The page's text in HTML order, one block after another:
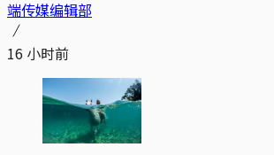
端传媒编辑部
16 小时前